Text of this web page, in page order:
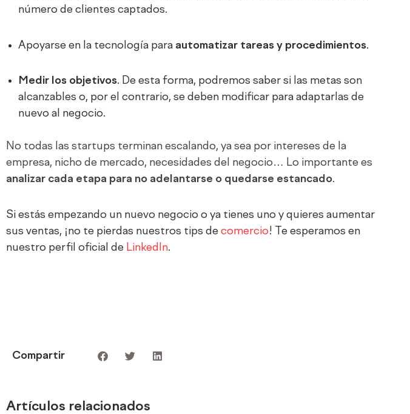
número de clientes captados.
Apoyarse en la tecnología para automatizar tareas y procedimientos.
Medir los objetivos. De esta forma, podremos saber si las metas son
alcanzables o, por el contrario, se deben modificar para adaptarlas de
nuevo al negocio.
No todas las startups terminan escalando, ya sea por intereses de la
empresa, nicho de mercado, necesidades del negocio… Lo importante es
analizar cada etapa para no adelantarse o quedarse estancado.
Si estás empezando un nuevo negocio o ya tienes uno y quieres aumentar
sus ventas, ¡no te pierdas nuestros tips de comercio! Te esperamos en
nuestro perfil oficial de LinkedIn.
Compartir
Artículos relacionados